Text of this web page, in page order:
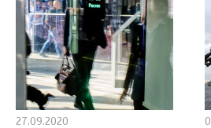
27.09.2020